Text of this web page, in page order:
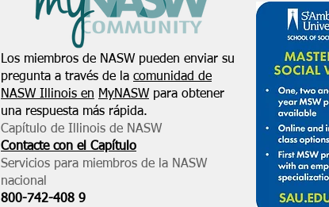
Los miembros de NASW pueden enviar su
pregunta a través de la comunidad de
NASW Illinois en MyNASW para obtener
una respuesta más rápida.
Capítulo de Illinois de NASW
Contacte con el Capítulo
Servicios para miembros de la NASW
nacional
800-742-408 9